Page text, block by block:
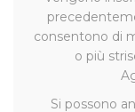
consentono di
o più
Si possono